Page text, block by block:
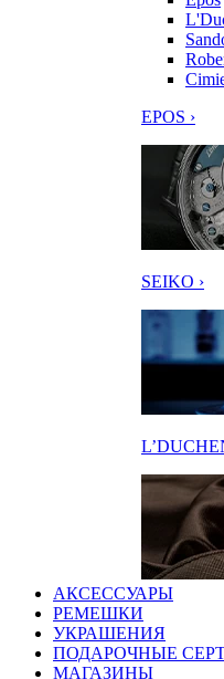
EPOS ›
SEIKO ›
АКСЕССУАРЫ
РЕМЕШКИ
УКРАШЕНИЯ
ПОДАРОЧНЫЕ
МАГАЗИНЫ